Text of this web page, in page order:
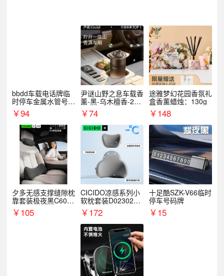
bbdd车载电话牌临
时停车金属水管号码
牌可隐藏创意趣味
￥94
尹谜山野之息车载香
薰-黑-乌木檀香-200
g￥74
途雅梦幻花园香氛礼
盒香薰蜡烛：130g
￥148
夕多无感支撑缝隙枕
靠套装极夜黑C6003
+C6004
￥105
CICIDO凉感系列小
软枕套装D023021+
D033031
￥172
十足酷SZK-V66临时
停车号码牌
￥15